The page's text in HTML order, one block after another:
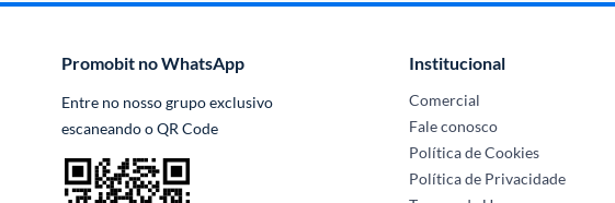
Promobit no WhatsApp
Entre no nosso grupo exclusivo
escaneando o QR Code
Institucional
Comercial
Fale conosco
Política de Cookies
Política de Privacidade